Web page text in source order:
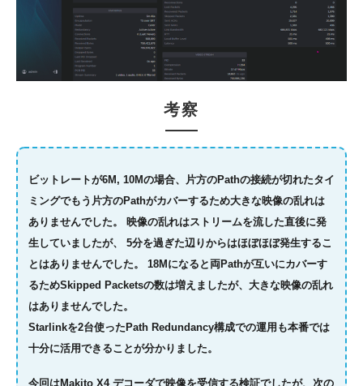
考察
ビットレートが6M, 10Mの場合、片方のPathの接続が切れたタイ
ミングでもう片方のPathがカバーするため大きな映像の乱れは
ありませんでした。​ 映像の乱れはストリームを流した直後に発
生していましたが、 5分を過ぎた辺りからはほぼほぼ発生するこ
とはありませんでした。 18Mになると両Pathが互いにカバーす
るためSkipped Packetsの数は増えましたが、大きな映像の乱れ
はありませんでした。
Starlinkを2台使ったPath Redundancy構成での運用も本番では
十分に活用できることが分かりました。​
今回はMakito X4 デコーダで映像を受信する検証でしたが、次の